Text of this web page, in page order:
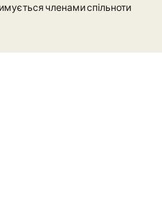
членами спільноти